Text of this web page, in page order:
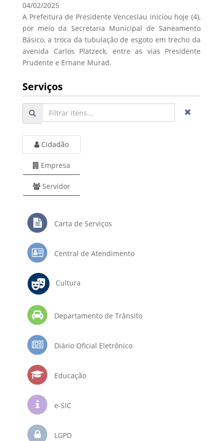
04/02/2025
A Prefeitura de Presidente Venceslau iniciou hoje (4),
por meio da Secretaria Municipal de Saneamento
Básico, a troca da tubulação de esgoto em trecho da
avenida Carlos Platzeck, entre as vias Presidente
Prudente e Ernane Murad.
Serviços
Cidadão
Empresa
Servidor
Carta de Serviços
Central de Atendimento
Cultura
Departamento de Trânsito
Diário Oficial Eletrônico
Educação
e-SIC
LGPD